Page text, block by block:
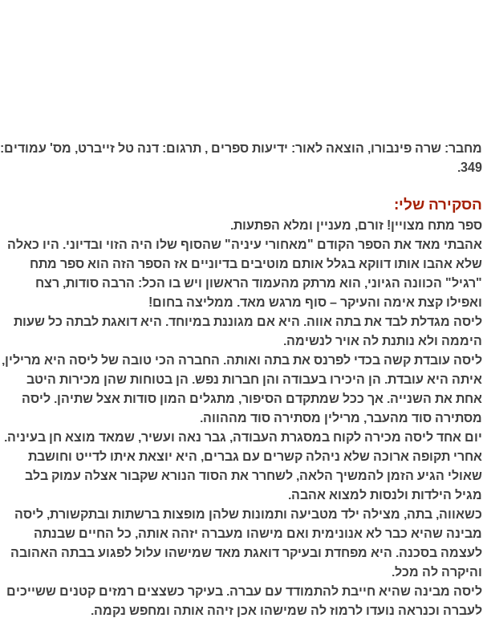
מחבר: שרה פינבורו, הוצאה לאור: ידיעות ספרים , תרגום: דנה טל זייברט, מס' עמודים:
349.
הסקירה שלי:
ספר מתח מצויין! זורם, מעניין ומלא הפתעות.
אהבתי מאד את הספר הקודם "מאחורי עיניה" שהסוף שלו היה הזוי ובדיוני. היו כאלה
שלא אהבו אותו דווקא בגלל אותם מוטיבים בדיוניים אז הספר הזה הוא ספר מתח
"רגיל" הכוונה הגיוני, הוא מרתק מהעמוד הראשון ויש בו הכל: הרבה סודות, רצח
ואפילו קצת אימה והעיקר – סוף מרגש מאד. ממליצה בחום!
ליסה מגדלת לבד את בתה אווה. היא אם מגוננת במיוחד. היא דואגת לבתה כל שעות
היממה ולא נותנת לה אויר לנשימה.
ליסה עובדת קשה בכדי לפרנס את בתה ואותה. החברה הכי טובה של ליסה היא מרילין,
איתה היא עובדת. הן היכירו בעבודה והן חברות נפש. הן בטוחות שהן מכירות היטב
אחת את השנייה. אך ככל שמתקדם הסיפור, מתגלים המון סודות אצל שתיהן. ליסה
מסתירה סוד מהעבר, מרילין מסתירה סוד מההווה.
יום אחד ליסה מכירה לקוח במסגרת העבודה, גבר נאה ועשיר, שמאד מוצא חן בעיניה.
אחרי תקופה ארוכה שלא ניהלה קשרים עם גברים, היא יוצאת איתו לדייט וחושבת
שאולי הגיע הזמן להמשיך הלאה, לשחרר את הסוד הנורא שקבור אצלה עמוק בלב
מגיל הילדות ולנסות למצוא אהבה.
כשאווה, בתה, מצילה ילד מטביעה ותמונות שלהן מופצות ברשתות ובתקשורת, ליסה
מבינה שהיא כבר לא אנונימית ואם מישהו מעברה יזהה אותה, כל החיים שבנתה
לעצמה בסכנה. היא מפחדת ובעיקר דואגת מאד שמישהו עלול לפגוע בבתה האהובה
והיקרה לה מכל.
ליסה מבינה שהיא חייבת להתמודד עם עברה. בעיקר כשצצים רמזים קטנים ששייכים
לעברה וכנראה נועדו לרמוז לה שמישהו אכן זיהה אותה ומחפש נקמה.